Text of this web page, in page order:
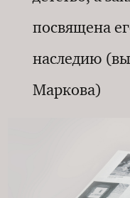
посвящена
наследию
Маркова)